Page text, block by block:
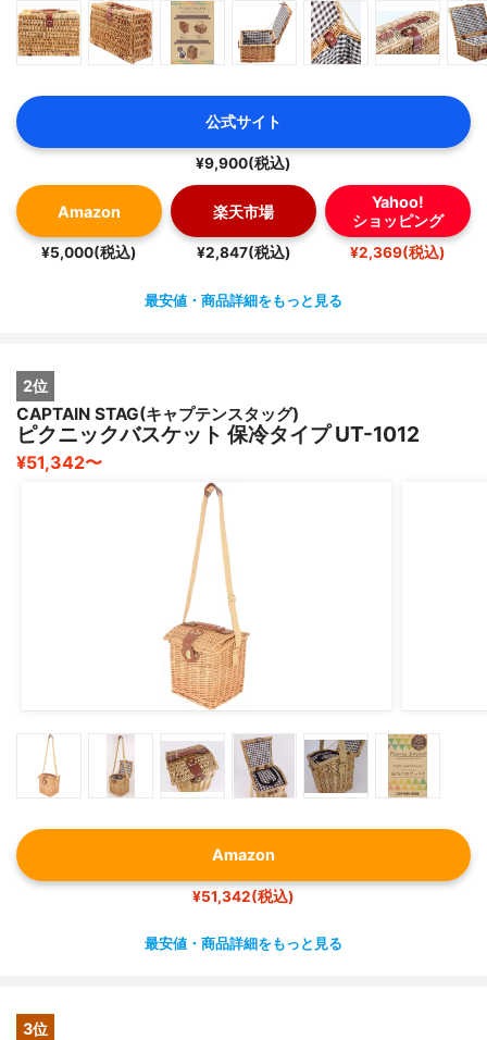
公式サイト
¥9,900(税込)
Amazon
¥5,000(税込)
楽天市場
¥2,847(税込)
Yahoo!
ショッピング
¥2,369(税込)
最安値・商品詳細をもっと見る
2位
CAPTAIN STAG(キャプテンスタッグ)
ピクニックバスケット 保冷タイプ UT-1012
¥51,342〜
Amazon
¥51,342(税込)
最安値・商品詳細をもっと見る
3位